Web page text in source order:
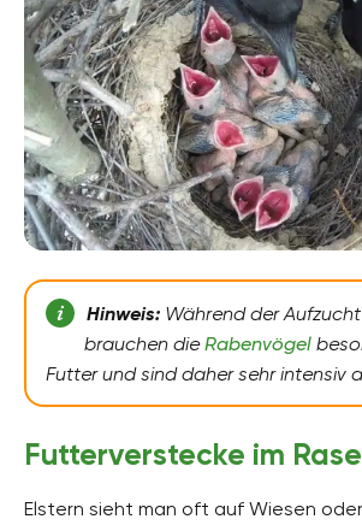
Hinweis:Während der
brauchen dieRabenvögel
Futter und sind daher sehr intensiv
Futterverstecke im
Elstern sieht man oft auf Wiesen